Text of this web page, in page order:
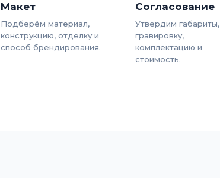
Макет
Подберём материал,
конструкцию, отделку и
способ брендирования.
Согласование
Утвердим габариты,
гравировку,
комплектацию и
стоимость.